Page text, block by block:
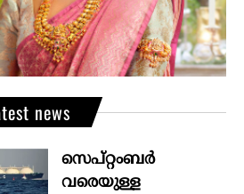
news
സെപ്റ്റംബർ
വരെയുള്ള